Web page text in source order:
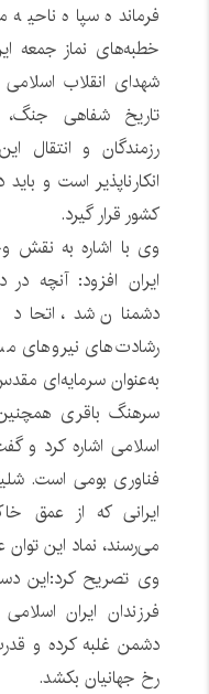
فرمانده سپاه
خطبه‌های نماز جمعه
شهدای انقلاب
تاریخ شفاهی جنگ،
رزمندگان و انتقال
انکارناپذیر است و
کشور قرار گیرد.
وی با اشاره به
ایران افزود: آنچه
دشمنان شد، اتحاد
رشادت‌های نیروهای
به‌عنوان سرمایه‌ای
سرهنگ باقری
اسلامی اشاره کرد و
فناوری بومی است.
ایرانی که از عمق
می‌رسند، نماد این
وی تصریح کرد:این
فرزندان ایران
دشمن غلبه کرده و
رخ جهانیان بکشد.